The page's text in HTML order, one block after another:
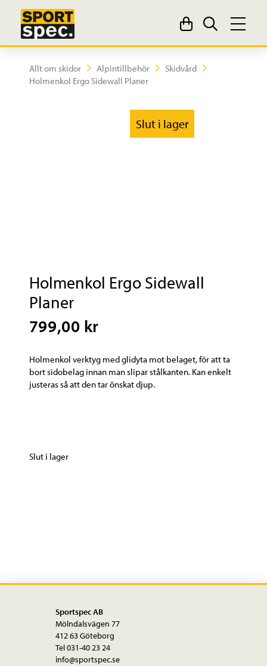
Allt om skidor Alpintillbehör
Skidvård
Holmenkol Ergo Sidewall Planer
Slut i lager
Holmenkol Ergo Sidewall
Planer
799,00 kr
Holmenkol verktyg med glidyta mot belaget, för att ta
bort sidobelag innan man slipar stålkanten. Kan enkelt
justeras så att den tar önskat djup.
Slut i lager
Sportspec AB
Mölndalsvägen 77
412 63 Göteborg
Tel 031-40 23 24
info@sportspec.se